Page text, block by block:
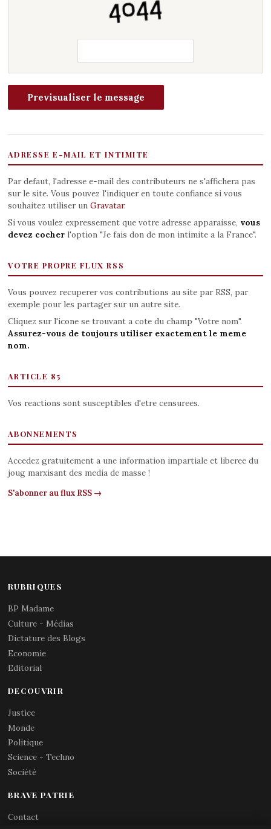
ADRESSE E-MAIL ET INTIMITE
Par defaut, l'adresse e-mail des contributeurs ne s'affichera pas
sur le site. Vous pouvez l'indiquer en toute confiance si vous
souhaitez utiliser un Gravatar.
Si vous voulez expressement que votre adresse apparaisse, vous
devez cocherl'option "Je fais don de mon intimite a la France".
VOTRE PROPRE FLUX RSS
Vous pouvez recuperer vos contributions au site par RSS, par
exemple pour les partager sur un autre site.
Cliquez sur l'icone se trouvant a cote du champ "Votre nom".
Assurez-vous de toujours utiliser exactement le meme
nom.
ARTICLE 85
Vos reactions sont susceptibles d'etre censurees.
ABONNEMENTS
Accedez gratuitement a une information impartiale et liberee du
joug marxisant des media de masse !
S'abonner au flux RSS →
RUBRIQUES
BP Madame
Culture - Médias
Dictature des Blogs
Economie
Editorial
DECOUVRIR
Justice
Monde
Politique
Science - Techno
Société
BRAVE PATRIE
Contact